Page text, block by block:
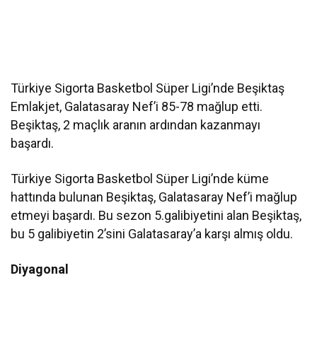
Türkiye Sigorta Basketbol Süper Ligi’nde Beşiktaş
Emlakjet, Galatasaray Nef’i 85-78 mağlup etti.
Beşiktaş, 2 maçlık aranın ardından kazanmayı
başardı.
Türkiye Sigorta Basketbol Süper Ligi’nde küme
hattında bulunan Beşiktaş, Galatasaray Nef’i mağlup
etmeyi başardı. Bu sezon 5.galibiyetini alan Beşiktaş,
bu 5 galibiyetin 2’sini Galatasaray’a karşı almış oldu.
Diyagonal